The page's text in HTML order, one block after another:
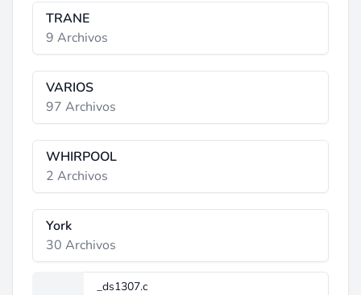
TRANE
9 Archivos
VARIOS
97 Archivos
WHIRPOOL
2 Archivos
York
30 Archivos
_ds1307.c